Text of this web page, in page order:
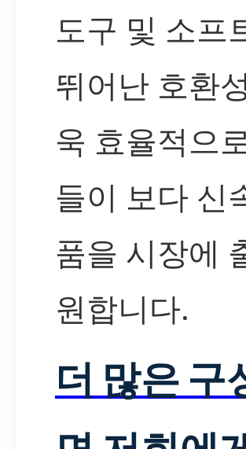
도구 및 소프
뛰어난 호환
욱 효율적으
들이 보다 신
품을 시장에
원합니다.
더 많은 구